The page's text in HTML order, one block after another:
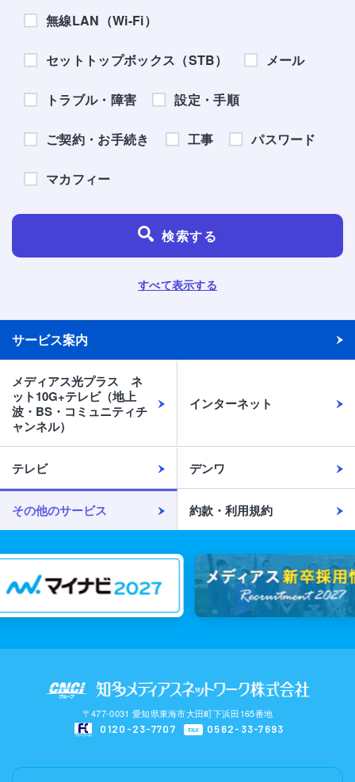
サービス案内
メディアス光プラス ネ
ット10G+テレビ（地上
波・BS・コミュニティチ
ャンネル）
インターネット
テレビ デンワ
その他のサービス 約款・利用規約
無線LAN（Wi-Fi）
セットトップボックス（STB） メール
トラブル・障害 設定・手順
ご契約・お手続き 工事 パスワード
マカフィー
検索する
すべて表示する
〒477-0031 愛知県東海市大田町下浜田165番地
0120-23-7707
FAX 0562-33-7693